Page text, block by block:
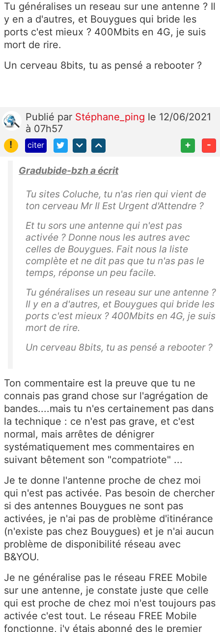
Tu généralises un reseau sur une antenne ? Il
y en a d'autres, et Bouygues qui bride les
ports c'est mieux ? 400Mbits en 4G, je suis
mort de rire.
Un cerveau 8bits, tu as pensé a rebooter ?
Publié par Stéphane_ping le 12/06/2021
à 07h57
!
citer + -
Gradubide-bzh a écrit
Tu sites Coluche, tu n'as rien qui vient de
ton cerveau Mr Il Est Urgent d'Attendre ?
Et tu sors une antenne qui n'est pas
activée ? Donne nous les autres avec
celles de Bouygues. Fait nous la liste
complète et ne dit pas que tu n'as pas le
temps, réponse un peu facile.
Tu généralises un reseau sur une antenne ?
Il y en a d'autres, et Bouygues qui bride les
ports c'est mieux ? 400Mbits en 4G, je suis
mort de rire.
Un cerveau 8bits, tu as pensé a rebooter ?
Ton commentaire est la preuve que tu ne
connais pas grand chose sur l'agrégation de
bandes....mais tu n'es certainement pas dans
la technique : ce n'est pas grave, et c'est
normal, mais arrêtes de dénigrer
systématiquement mes commentaires en
suivant bêtement son "compatriote" ...
Je te donne l'antenne proche de chez moi
qui n'est pas activée. Pas besoin de chercher
si des antennes Bouygues ne sont pas
activées, je n'ai pas de problème d'itinérance
(n'existe pas chez Bouygues) et je n'ai aucun
problème de disponibilité réseau avec
B&YOU.
Je ne généralise pas le réseau FREE Mobile
sur une antenne, je constate juste que celle
qui est proche de chez moi n'est toujours pas
activée c'est tout. Le réseau FREE Mobile
fonctionne, j'y étais abonné des le premier